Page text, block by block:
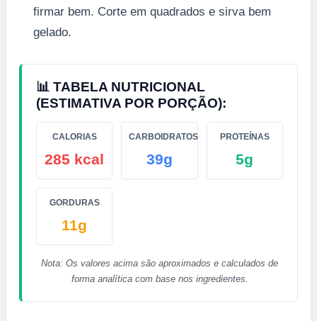
firmar bem. Corte em quadrados e sirva bem
gelado.
📊 TABELA NUTRICIONAL
(ESTIMATIVA POR PORÇÃO):
CALORIAS
285 kcal
CARBOIDRATOS
39g
PROTEÍNAS
5g
GORDURAS
11g
Nota: Os valores acima são aproximados e calculados de
forma analítica com base nos ingredientes.